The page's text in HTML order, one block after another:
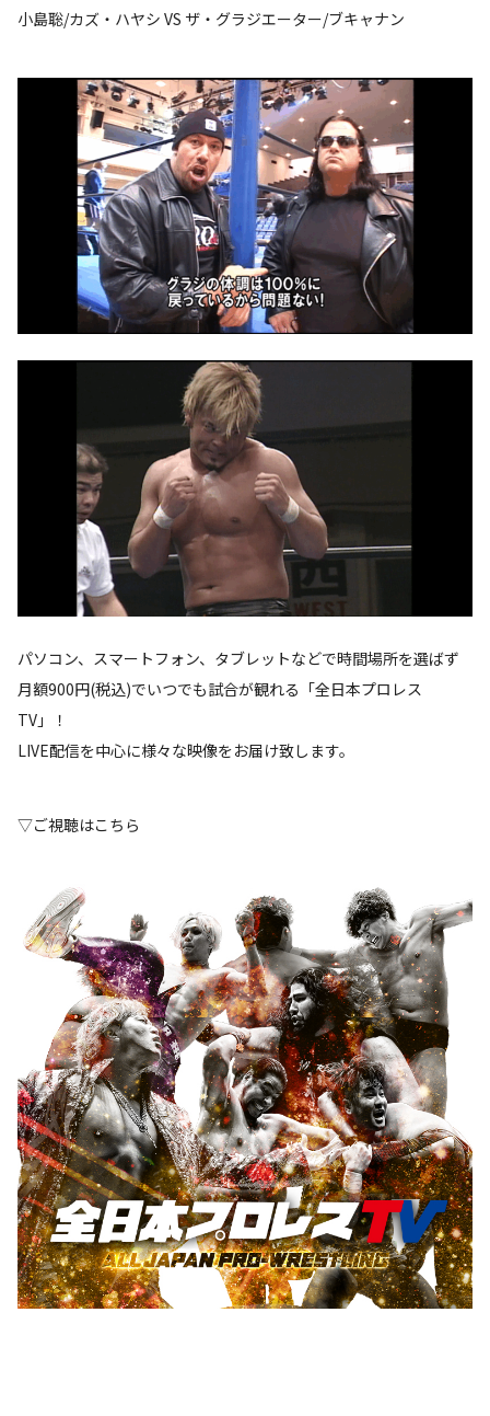
小島聡/カズ・ハヤシ VS ザ・グラジエーター/ブキャナン
パソコン、スマートフォン、タブレットなどで時間場所を選ばず
月額900円(税込)でいつでも試合が観れる「全日本プロレス
TV」！
LIVE配信を中心に様々な映像をお届け致します。
▽ご視聴はこちら